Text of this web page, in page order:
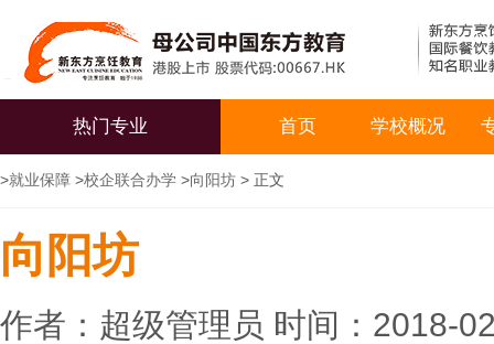
热门专业 首页 学校概况
>就业保障 >校企联合办学 >向阳坊 > 正文
向阳坊
作者：超级管理员 时间：2018-